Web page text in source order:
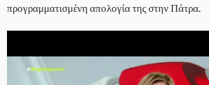
προγραμματισμένη απολογία της στην Πάτρα.